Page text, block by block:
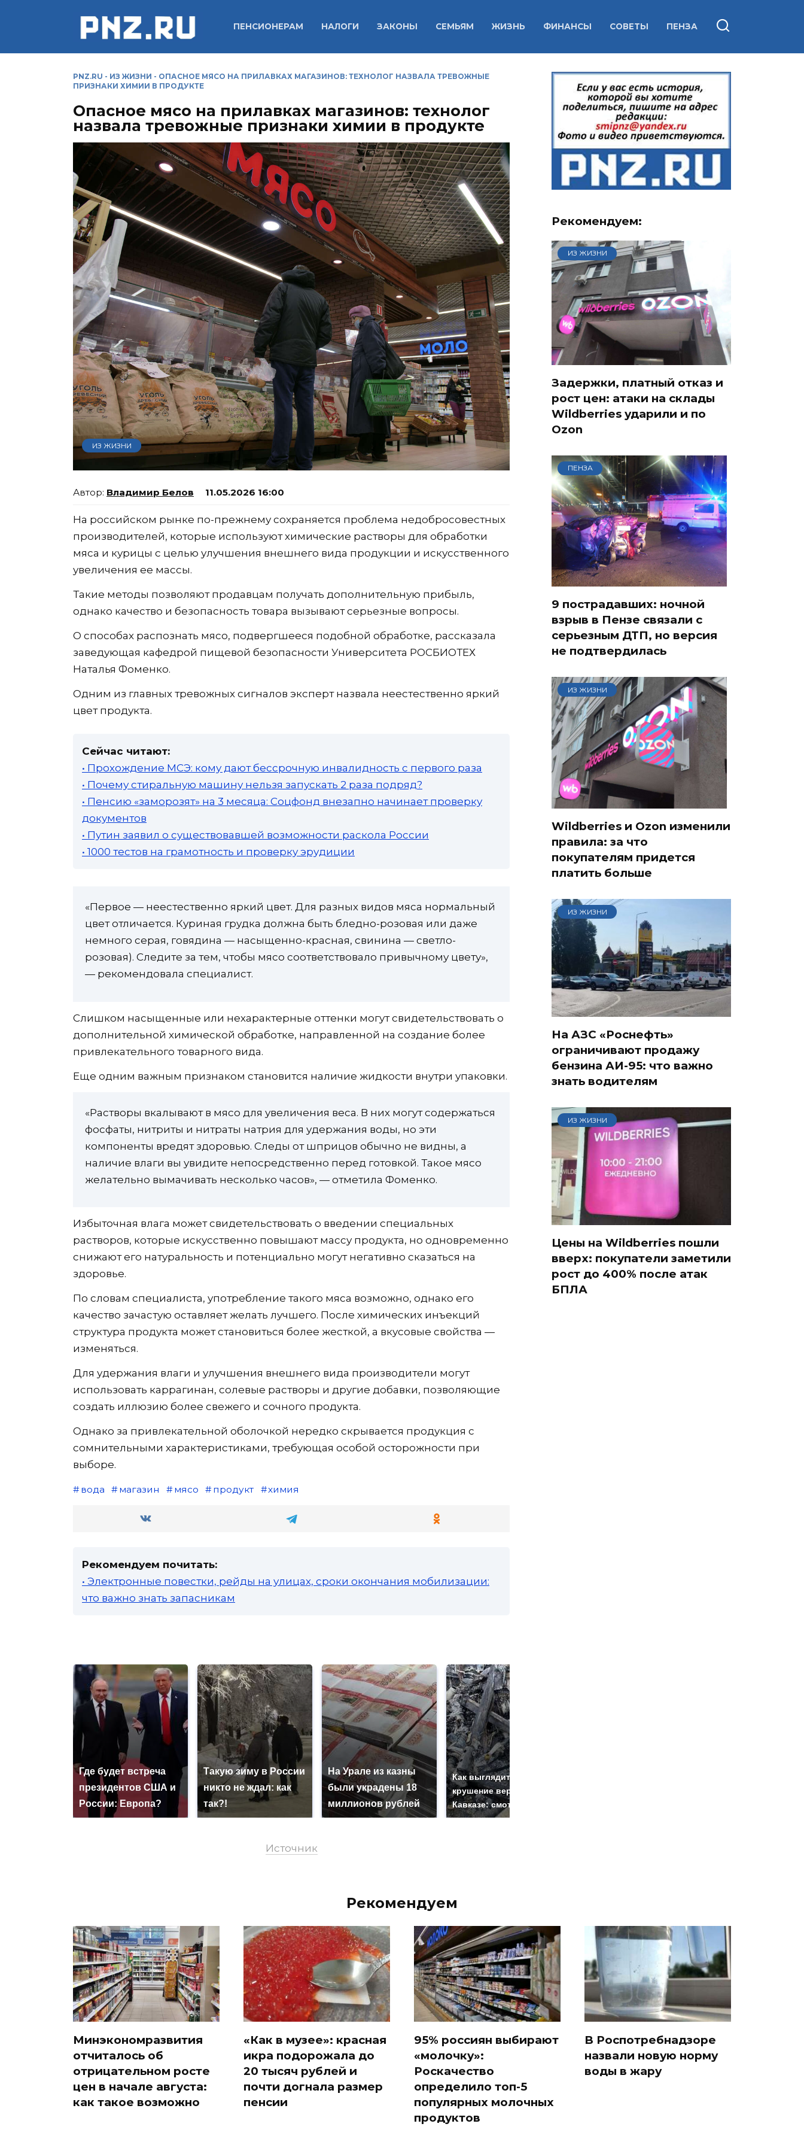
ПЕНСИОНЕРАМ НАЛОГИ ЗАКОНЫ СЕМЬЯМ ЖИЗНЬ ФИНАНСЫ СОВЕТЫ ПЕНЗА
PNZ.RU - ИЗ ЖИЗНИ - ОПАСНОЕ МЯСО НА ПРИЛАВКАХ МАГАЗИНОВ: ТЕХНОЛОГ НАЗВАЛА ТРЕВОЖНЫЕ
ПРИЗНАКИ ХИМИИ В ПРОДУКТЕ
Опасное мясо на прилавках магазинов: технолог
назвала тревожные признаки химии в продукте
ИЗ ЖИЗНИ
Владимир Белов 11.05.2026 16:00
На российском рынке по-прежнему сохраняется проблема недобросовестных
производителей, которые используют химические растворы для обработки
мяса и курицы с целью улучшения внешнего вида продукции и искусственного
увеличения ее массы.
Такие методы позволяют продавцам получать дополнительную прибыль,
однако качество и безопасность товара вызывают серьезные вопросы.
О способах распознать мясо, подвергшееся подобной обработке, рассказала
заведующая кафедрой пищевой безопасности Университета РОСБИОТЕХ
Наталья Фоменко.
Одним из главных тревожных сигналов эксперт назвала неестественно яркий
цвет продукта.
Сейчас читают:
• Прохождение МСЭ: кому дают бессрочную инвалидность с первого раза
• Почему стиральную машину нельзя запускать 2 раза подряд?
• Пенсию «заморозят» на 3 месяца: Соцфонд внезапно начинает проверку
документов
• Путин заявил о существовавшей возможности раскола России
• 1000 тестов на грамотность и проверку эрудиции
«Первое — неестественно яркий цвет. Для разных видов мяса нормальный
цвет отличается. Куриная грудка должна быть бледно-розовая или даже
немного серая, говядина — насыщенно-красная, свинина — светло-
розовая). Следите за тем, чтобы мясо соответствовало привычному цвету»,
— рекомендовала специалист.
Слишком насыщенные или нехарактерные оттенки могут свидетельствовать о
дополнительной химической обработке, направленной на создание более
привлекательного товарного вида.
Еще одним важным признаком становится наличие жидкости внутри упаковки.
«Растворы вкалывают в мясо для увеличения веса. В них могут содержаться
фосфаты, нитриты и нитраты натрия для удержания воды, но эти
компоненты вредят здоровью. Следы от шприцов обычно не видны, а
наличие влаги вы увидите непосредственно перед готовкой. Такое мясо
желательно вымачивать несколько часов», — отметила Фоменко.
Избыточная влага может свидетельствовать о введении специальных
растворов, которые искусственно повышают массу продукта, но одновременно
снижают его натуральность и потенциально могут негативно сказаться на
здоровье.
По словам специалиста, употребление такого мяса возможно, однако его
качество зачастую оставляет желать лучшего. После химических инъекций
структура продукта может становиться более жесткой, а вкусовые свойства —
изменяться.
Для удержания влаги и улучшения внешнего вида производители могут
использовать каррагинан, солевые растворы и другие добавки, позволяющие
создать иллюзию более свежего и сочного продукта.
Однако за привлекательной оболочкой нередко скрывается продукция с
сомнительными характеристиками, требующая особой осторожности при
выборе.
вода магазин мясо продукт химия
Рекомендуем почитать:
• Электронные повестки, рейды на улицах, сроки окончания мобилизации:
что важно знать запасникам
Где будет встреча
президентов США и
России: Европа?
Такую зиму в России
никто не ждал: как
так?!
На Урале из казны
были украдены 18
миллионов рублей
Как выглядит место
крушение вертолета на
Кавказе: смотреть
Источник
Рекомендуем:
ИЗ ЖИЗНИ
Задержки, платный отказ и
рост цен: атаки на склады
Wildberries ударили и по
Ozon
ПЕНЗА
9 пострадавших: ночной
взрыв в Пензе связали с
серьезным ДТП, но версия
не подтвердилась
ИЗ ЖИЗНИ
Wildberries и Ozon изменили
правила: за что
покупателям придется
платить больше
ИЗ ЖИЗНИ
На АЗС «Роснефть»
ограничивают продажу
бензина АИ-95: что важно
знать водителям
ИЗ ЖИЗНИ
Цены на Wildberries пошли
вверх: покупатели заметили
рост до 400% после атак
БПЛА
Рекомендуем
Минэкономразвития
отчиталось об
отрицательном росте
цен в начале августа:
как такое возможно
«Как в музее»: красная
икра подорожала до
20 тысяч рублей и
почти догнала размер
пенсии
95% россиян выбирают
«молочку»:
Роскачество
определило топ-5
популярных молочных
продуктов
В Роспотребнадзоре
назвали новую норму
воды в жару